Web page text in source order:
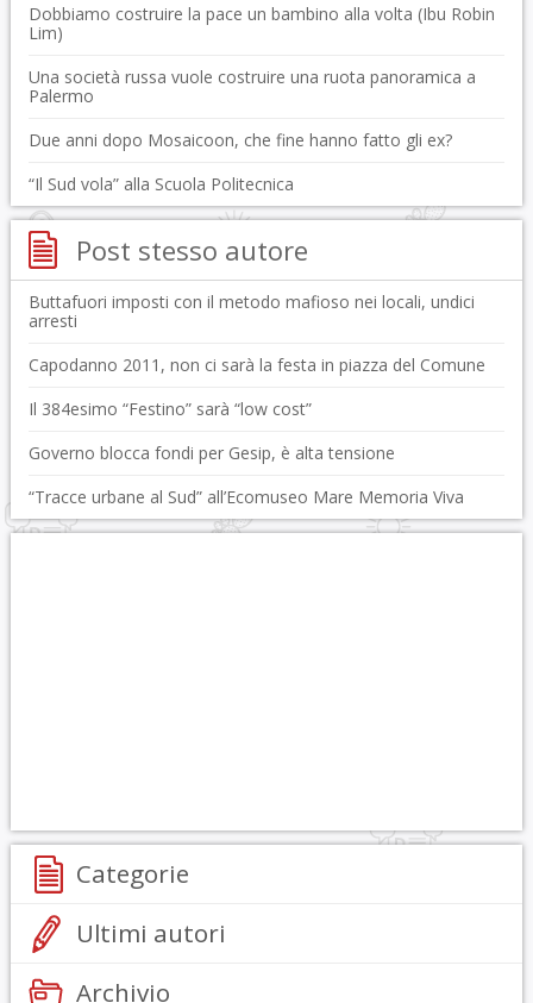
Dobbiamo costruire la pace un bambino alla volta (Ibu Robin
Lim)
Una società russa vuole costruire una ruota panoramica a
Palermo
Due anni dopo Mosaicoon, che fine hanno fatto gli ex?
“Il Sud vola” alla Scuola Politecnica
Post stesso autore
Buttafuori imposti con il metodo mafioso nei locali, undici
arresti
Capodanno 2011, non ci sarà la festa in piazza del Comune
Il 384esimo “Festino” sarà “low cost”
Governo blocca fondi per Gesip, è alta tensione
“Tracce urbane al Sud” all’Ecomuseo Mare Memoria Viva
Categorie
Ultimi autori
Archivio